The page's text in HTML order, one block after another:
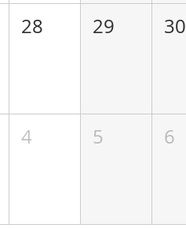
28 29 30
4 5 6